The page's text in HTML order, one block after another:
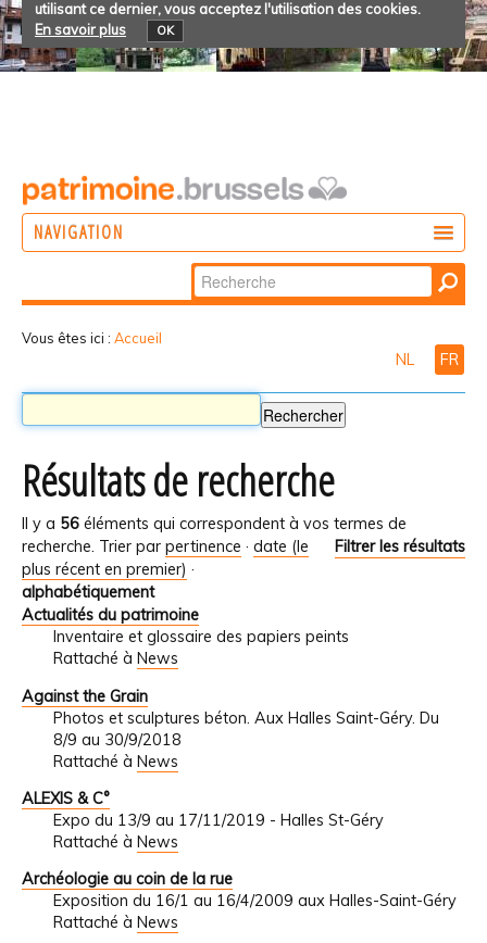
utilisant ce dernier, vous acceptez l'utilisation des cookies.
En savoir plus
OK
NAVIGATION
Chercher par
Recherche
Vous êtes ici : Accueil
NL FR
Résultats de recherche
Il y a 56 éléments qui correspondent à vos termes de
recherche.
Filtrer les résultats
Trier par pertinence · date (le
plus récent en premier) ·
alphabétiquement
Actualités du patrimoine
Inventaire et glossaire des papiers peints
Rattaché à News
Against the Grain
Photos et sculptures béton. Aux Halles Saint-Géry. Du
8/9 au 30/9/2018
Rattaché à News
ALEXIS & C°
Expo du 13/9 au 17/11/2019 - Halles St-Géry
Rattaché à News
Archéologie au coin de la rue
Exposition du 16/1 au 16/4/2009 aux Halles-Saint-Géry
Rattaché à News